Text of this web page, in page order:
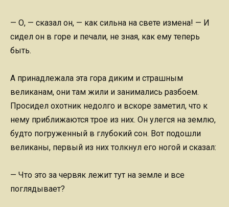
— О, — сказал он, — как сильна на свете измена! — И
сидел он в горе и печали, не зная, как ему теперь
быть.
А принадлежала эта гора диким и страшным
великанам, они там жили и занимались разбоем.
Просидел охотник недолго и вскоре заметил, что к
нему приближаются трое из них. Он улегся на землю,
будто погруженный в глубокий сон. Вот подошли
великаны, первый из них толкнул его ногой и сказал:
— Что это за червяк лежит тут на земле и все
поглядывает?